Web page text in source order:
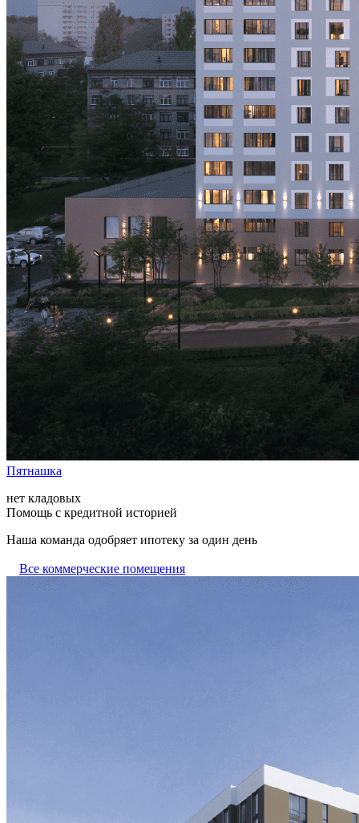
Пятнашка
нет кладовых
Помощь с кредитной историей
Наша команда одобряет ипотеку за один день
Все коммерческие помещения